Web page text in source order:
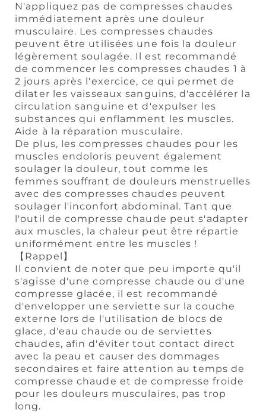
N'appliquez pas de compresses chaudes
immédiatement après une douleur
musculaire. Les compresses chaudes
peuvent être utilisées une fois la douleur
légèrement soulagée. Il est recommandé
de commencer les compresses chaudes 1 à
2 jours après l'exercice, ce qui permet de
dilater les vaisseaux sanguins, d'accélérer la
circulation sanguine et d'expulser les
substances qui enflamment les muscles.
Aide à la réparation musculaire.
De plus, les compresses chaudes pour les
muscles endoloris peuvent également
soulager la douleur, tout comme les
femmes souffrant de douleurs menstruelles
avec des compresses chaudes peuvent
soulager l'inconfort abdominal. Tant que
l'outil de compresse chaude peut s'adapter
aux muscles, la chaleur peut être répartie
uniformément entre les muscles !
【Rappel】
Il convient de noter que peu importe qu'il
s'agisse d'une compresse chaude ou d'une
compresse glacée, il est recommandé
d'envelopper une serviette sur la couche
externe lors de l'utilisation de blocs de
glace, d'eau chaude ou de serviettes
chaudes, afin d'éviter tout contact direct
avec la peau et causer des dommages
secondaires et faire attention au temps de
compresse chaude et de compresse froide
pour les douleurs musculaires, pas trop
long.